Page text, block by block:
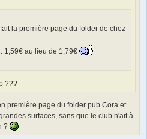
la première page du folder de chez
1,59€ au lieu de 1,79€
???
première page du folder pub Cora et
surfaces, sans que le club n'ait à
?